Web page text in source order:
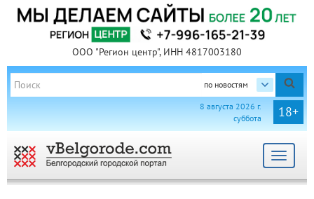
ООО "Регион центр", ИНН 4817003180
по новостям
18+
8 августа 2026 г.
суббота
Toggle